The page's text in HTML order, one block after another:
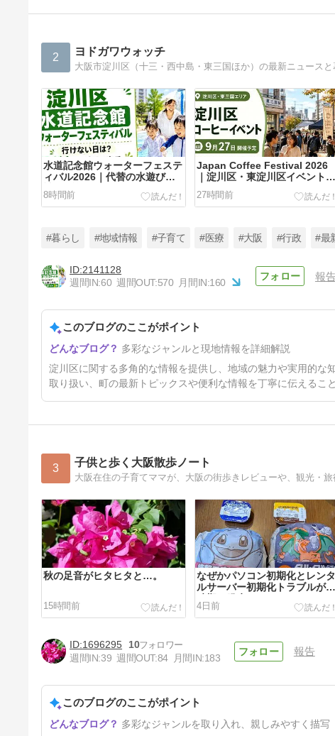
2 ヨドガワウォッチ
水道記念館ウォーターフェステ
ィバル2026｜代替の水遊び候
補3か所まとめ
8時間前
Japan Coffee Festival 2026
｜淀川区・東淀川区イベント速
27時間前
オープン予定｜マツモトキヨシ
向かいの跡地の様子
2日前
#暮らし #地域情報 #子育て #医療 #大阪 #行政 #最
2141128
週間IN:60 週間OUT:570 月間IN:160
報
このブログのここがポイント
多彩なジャンルと現地情報を詳細解説
淀川区に関する多角的な情報を提供し、地域の魅力や実用的な
取り扱い、町の最新トピックスや便利な情報を丁寧に伝えるこ
3 子供と歩く大阪散歩ノート
秋の足音がヒタヒタと…。
15時間前
なぜかパソコン初期化とレンタ
ルサーバー初期化トラブルが同
時期に発生
4日前
11年前の今日の写真が出てき
て思ったこと。
1696295
10
週間IN:39 週間OUT:84 月間IN:183
報告
このブログのここがポイント
多彩なジャンルを取り入れ、親しみやすく描写